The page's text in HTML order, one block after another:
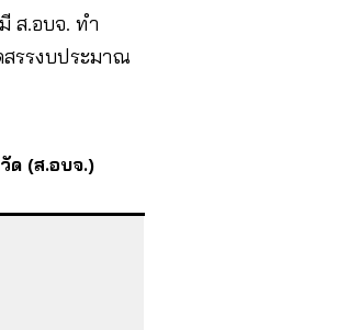
ส.อบจ. ทำ
รรงบประมาณ
ด (ส.อบจ.)